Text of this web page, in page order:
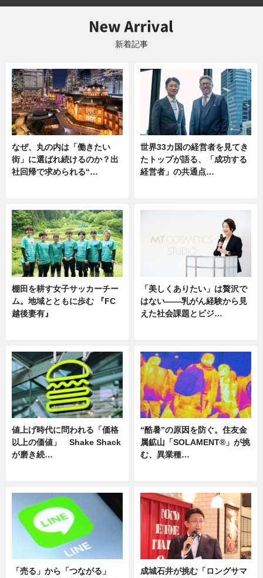
新着記事
なぜ、丸の内は「働きたい
街」に選ばれ続けるのか？出
社回帰で求められる“…
世界33カ国の経営者を見てき
たトップが語る、「成功する
経営者」の共通点…
棚田を耕す女子サッカーチー
ム。地域とともに歩む 『FC
越後妻有』
「美しくありたい」は贅沢で
はない――乳がん経験から見
えた社会課題とビジ…
値上げ時代に問われる「価格
以上の価値」 Shake Shack
が磨き続…
“酷暑”の原因を防ぐ。住友金
属鉱山「SOLAMENT®」が挑
む、異業種…
「売る」から「つながる」
成城石井が挑む「ロングサマ